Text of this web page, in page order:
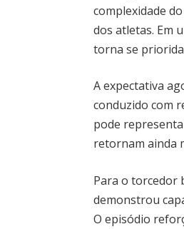
complexidade
dos atletas. Em
torna se
A expectativa
conduzido com
pode
retornam ainda
Para o torcedor
demonstrou
O episódio